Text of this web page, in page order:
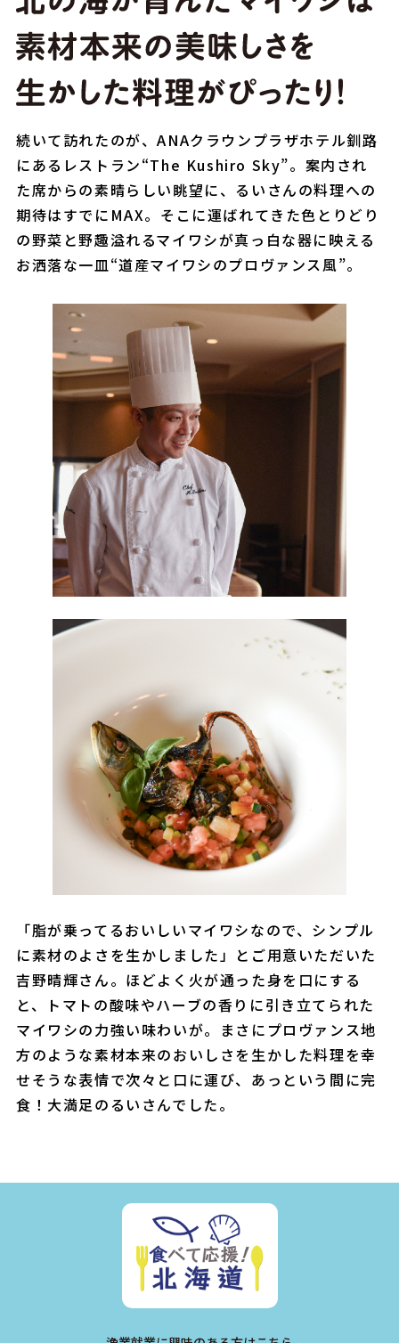
続いて訪れたのが、ANAクラウンプラザホテル釧路
にあるレストラン“The Kushiro Sky”。案内され
た席からの素晴らしい眺望に、るいさんの料理への
期待はすでにMAX。そこに運ばれてきた色とりどり
の野菜と野趣溢れるマイワシが真っ白な器に映える
お洒落な一皿“道産マイワシのプロヴァンス風”。
「脂が乗ってるおいしいマイワシなので、シンプル
に素材のよさを生かしました」とご用意いただいた
吉野晴輝さん。ほどよく火が通った身を口にする
と、トマトの酸味やハーブの香りに引き立てられた
マイワシの力強い味わいが。まさにプロヴァンス地
方のような素材本来のおいしさを生かした料理を幸
せそうな表情で次々と口に運び、あっという間に完
食！大満足のるいさんでした。